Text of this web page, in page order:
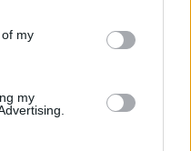
my
my